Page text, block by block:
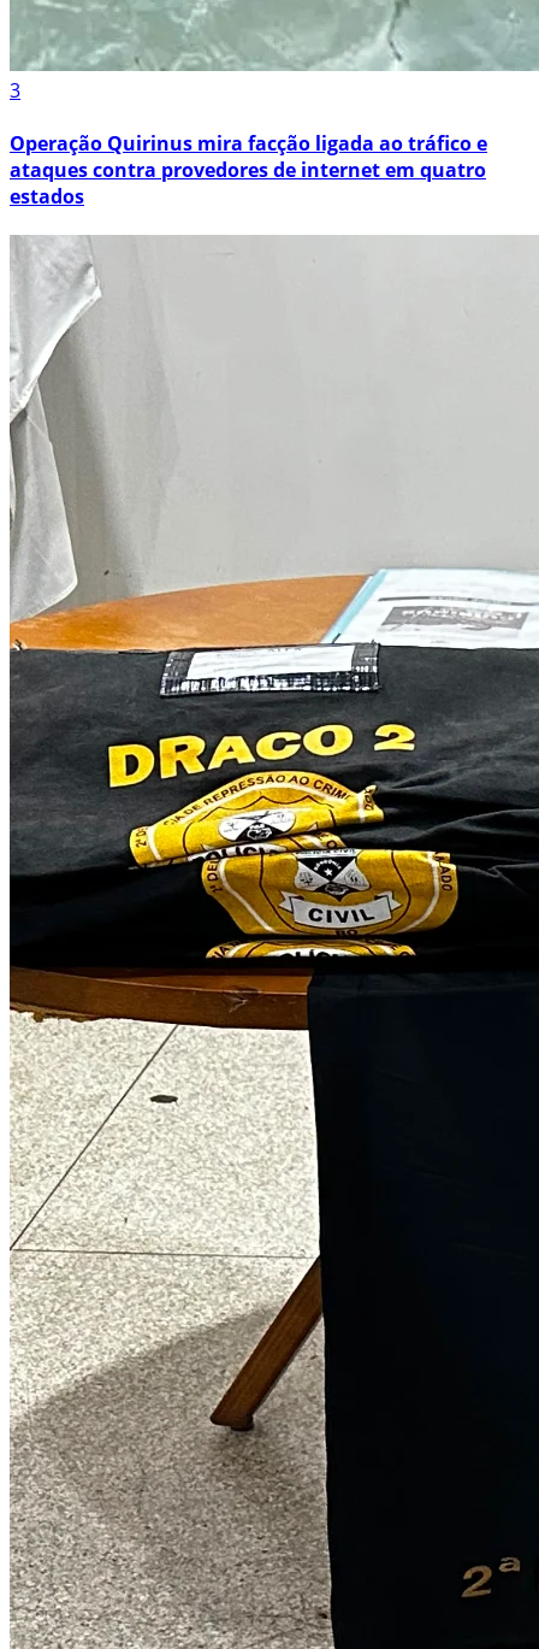
3
Operação Quirinus mira facção ligada ao tráfico e
ataques contra provedores de internet em quatro
estados